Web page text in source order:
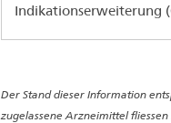
Indikationserweiterung
Der Stand dieser Information
zugelassene Arzneimittel